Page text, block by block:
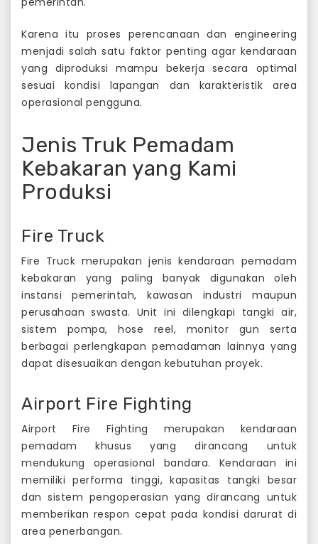
Karena itu proses perencanaan dan engineering
menjadi salah satu faktor penting agar kendaraan
yang diproduksi mampu bekerja secara optimal
sesuai kondisi lapangan dan karakteristik area
operasional pengguna.
Jenis Truk Pemadam
Kebakaran yang Kami
Produksi
Fire Truck
Fire Truck merupakan jenis kendaraan pemadam
kebakaran yang paling banyak digunakan oleh
instansi pemerintah, kawasan industri maupun
perusahaan swasta. Unit ini dilengkapi tangki air,
sistem pompa, hose reel, monitor gun serta
berbagai perlengkapan pemadaman lainnya yang
dapat disesuaikan dengan kebutuhan proyek.
Airport Fire Fighting
Airport Fire Fighting merupakan kendaraan
pemadam khusus yang dirancang untuk
mendukung operasional bandara. Kendaraan ini
memiliki performa tinggi, kapasitas tangki besar
dan sistem pengoperasian yang dirancang untuk
memberikan respon cepat pada kondisi darurat di
area penerbangan.